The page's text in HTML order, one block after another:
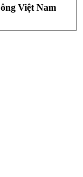
Việt Nam